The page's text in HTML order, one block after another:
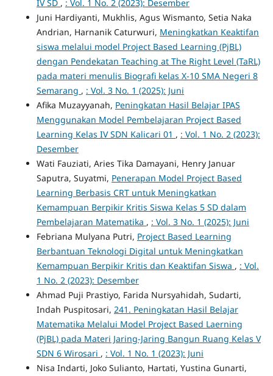
IV SD , : Vol. 1 No. 2 (2023): Desember
Juni Hardiyanti, Mukhlis, Agus Wismanto, Setia Naka
Andrian, Harnanik Caturwuri, Meningkatkan Keaktifan
siswa melalui model Project Based Learning (PjBL)
dengan Pendekatan Teaching at The Right Level (TaRL)
pada materi menulis Biografi kelas X-10 SMA Negeri 8
Semarang , : Vol. 3 No. 1 (2025): Juni
Afika Muzayyanah, Peningkatan Hasil Belajar IPAS
Menggunakan Model Pembelajaran Project Based
Learning Kelas IV SDN Kalicari 01 , : Vol. 1 No. 2 (2023):
Desember
Wati Fauziati, Aries Tika Damayani, Henry Januar
Saputra, Suyatmi, Penerapan Model Project Based
Learning Berbasis CRT untuk Meningkatkan
Kemampuan Berpikir Kritis Siswa Kelas 5 SD dalam
Pembelajaran Matematika , : Vol. 3 No. 1 (2025): Juni
Febriana Mulyana Putri, Project Based Learning
Berbantuan Teknologi Digital untuk Meningkatkan
Kemampuan Berpikir Kritis dan Keaktifan Siswa , : Vol.
1 No. 2 (2023): Desember
Ahmad Puji Prastiyo, Farida Nursyahidah, Sudarti,
Indah Puspitosari, 241. Peningkatan Hasil Belajar
Matematika Melalui Model Project Based Laerning
(PjBL) pada Materi Jaring-Jaring Bangun Ruang Kelas V
SDN 6 Wirosari , : Vol. 1 No. 1 (2023): Juni
Nisa Indarti, Joko Sulianto, Hartati, Yustina Gunarti,